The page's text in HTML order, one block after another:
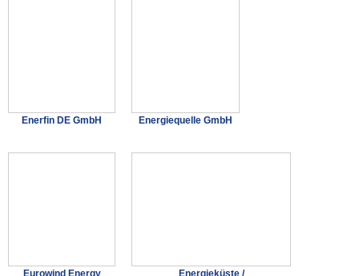
Enerfin DE GmbH Energiequelle GmbH
Eurowind Energy Energieküste /